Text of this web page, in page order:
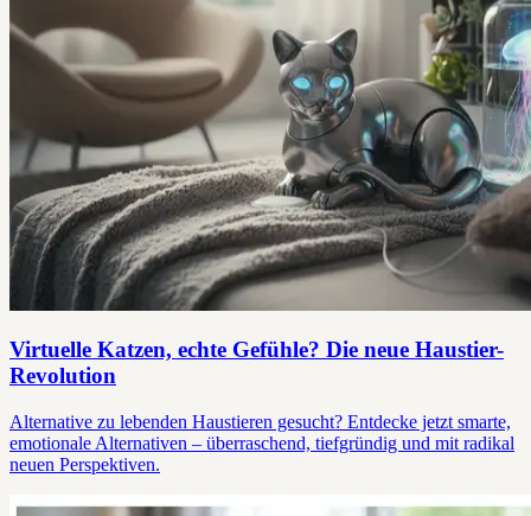
Virtuelle Katzen, echte Gefühle? Die neue Haustier-
Revolution
Alternative zu lebenden Haustieren gesucht? Entdecke jetzt smarte,
emotionale Alternativen – überraschend, tiefgründig und mit radikal
neuen Perspektiven.